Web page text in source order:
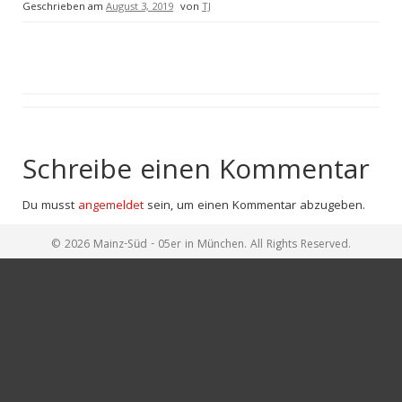
Geschrieben am August 3, 2019 von TJ
Schreibe einen Kommentar
Du musst angemeldet sein, um einen Kommentar abzugeben.
© 2026 Mainz-Süd - 05er in München. All Rights Reserved.